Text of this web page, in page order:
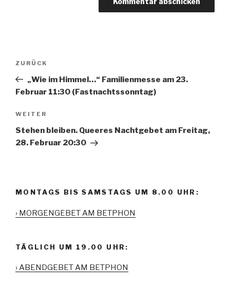
Beitrags-
Vorheriger
Beitrag
ZURÜCK
„Wie im Himmel…“ Familienmesse am 23.
Februar 11:30 (Fastnachtssonntag)
Nächster
Beitrag
WEITER
Stehen bleiben. Queeres Nachtgebet am Freitag,
28. Februar 20:30
MONTAGS BIS SAMSTAGS UM 8.00 UHR:
› MORGENGEBET AM BETPHON
TÄGLICH UM 19.00 UHR:
› ABENDGEBET AM BETPHON